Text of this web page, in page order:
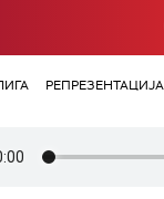
РЕПРЕЗЕНТАЦИЈА